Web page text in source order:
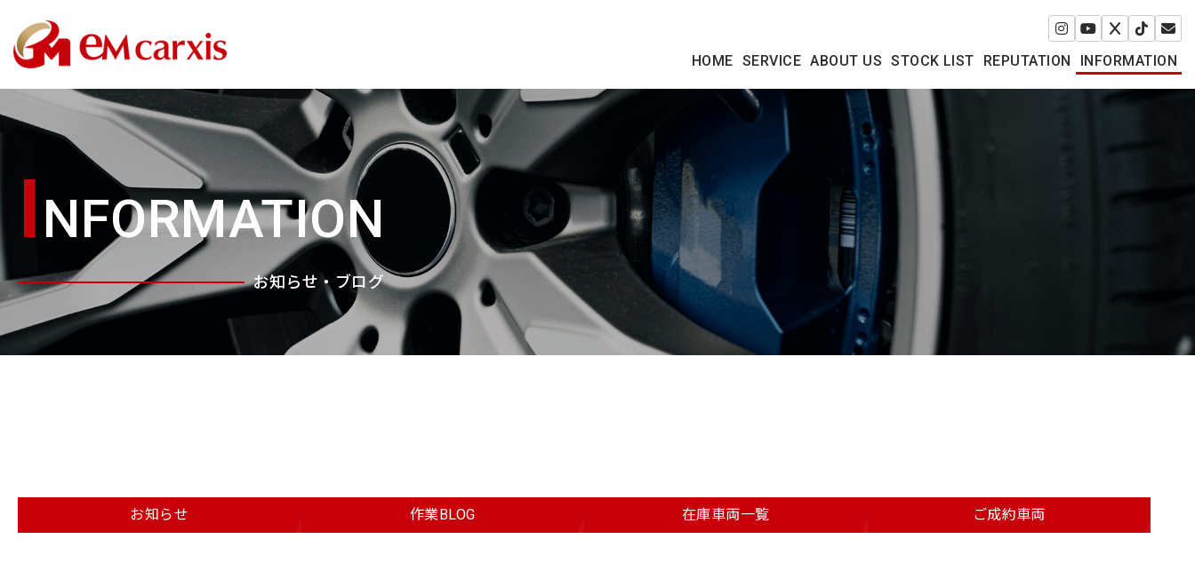
HOME SERVICE ABOUT US STOCK LIST REPUTATION INFORMATION
INFORMATION
お知らせ・ブログ
お知らせ 作業BLOG 在庫車両一覧 ご成約車両